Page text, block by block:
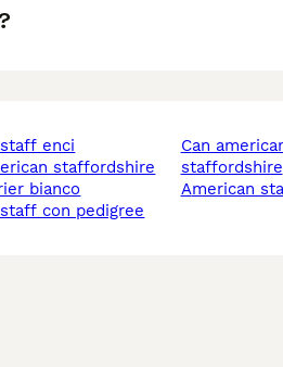
enci
bianco
con pedigree
can american
staffordshire
american